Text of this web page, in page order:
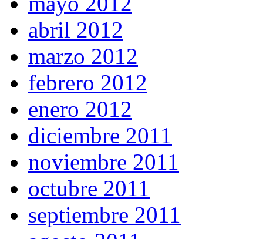
abril 2012
marzo 2012
febrero 2012
enero 2012
diciembre 2011
noviembre 2011
octubre 2011
septiembre 2011